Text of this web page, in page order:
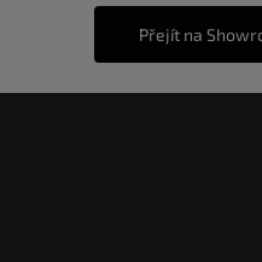
Přejít na